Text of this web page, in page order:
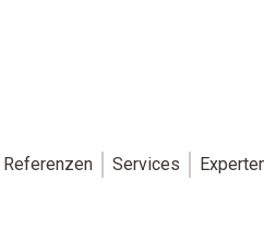
Referenzen Services